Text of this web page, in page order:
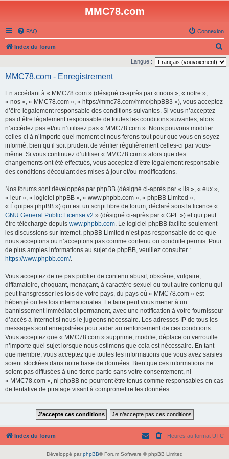
MMC78.com
FAQ Connexion
Index du forum
e
Langue :
MMC78.com - Enregistrement
En accédant à « MMC78.com » (désigné ci-après par « nous », « notre »,
« nos », « MMC78.com », « https://mmc78.com/mmc/phpBB3 »), vous acceptez
d’être légalement responsable des conditions suivantes. Si vous n’acceptez
pas d’être légalement responsable de toutes les conditions suivantes, alors
n’accédez pas et/ou n’utilisez pas « MMC78.com ». Nous pouvons modifier
celles-ci à n’importe quel moment et nous ferons tout pour que vous en soyez
informé, bien qu’il soit prudent de vérifier régulièrement celles-ci par vous-
même. Si vous continuez d’utiliser « MMC78.com » alors que des
changements ont été effectués, vous acceptez d’être légalement responsable
des conditions découlant des mises à jour et/ou modifications.
Nos forums sont développés par phpBB (désigné ci-après par « ils », « eux »,
« leur », « logiciel phpBB », « www.phpbb.com », « phpBB Limited »,
« Équipes phpBB ») qui est un script libre de forum, déclaré sous la licence «
GNU General Public License v2 » (désigné ci-après par « GPL ») et qui peut
être téléchargé depuis www.phpbb.com. Le logiciel phpBB facilite seulement
les discussions sur Internet. phpBB Limited n’est pas responsable de ce que
nous acceptons ou n’acceptons pas comme contenu ou conduite permis. Pour
de plus amples informations au sujet de phpBB, veuillez consulter :
https://www.phpbb.com/.
Vous acceptez de ne pas publier de contenu abusif, obscène, vulgaire,
diffamatoire, choquant, menaçant, à caractère sexuel ou tout autre contenu qui
peut transgresser les lois de votre pays, du pays où « MMC78.com » est
hébergé ou les lois internationales. Le faire peut vous mener à un
bannissement immédiat et permanent, avec une notification à votre fournisseur
d’accès à Internet si nous le jugeons nécessaire. Les adresses IP de tous les
messages sont enregistrées pour aider au renforcement de ces conditions.
Vous acceptez que « MMC78.com » supprime, modifie, déplace ou verrouille
n’importe quel sujet lorsque nous estimons que cela est nécessaire. En tant
que membre, vous acceptez que toutes les informations que vous avez saisies
soient stockées dans notre base de données. Bien que ces informations ne
soient pas diffusées à une tierce partie sans votre consentement, ni
« MMC78.com », ni phpBB ne pourront être tenus comme responsables en cas
de tentative de piratage visant à compromettre les données.
Index du forum Heures au format UTC
Développé par phpBB® Forum Software © phpBB Limited